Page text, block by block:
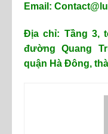
Email:
Địa chỉ: Tầng 3,
đường Quang
quận Hà Đông,